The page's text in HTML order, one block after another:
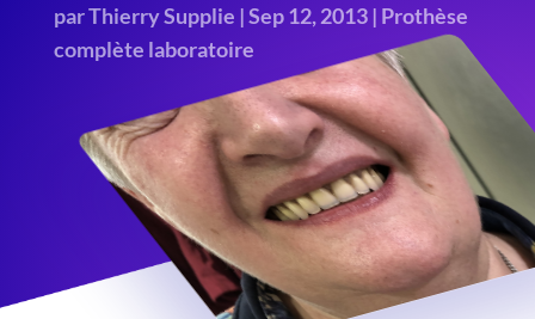
parThierry Supplie |Sep 12, 2013| Prothèse
complète laboratoire